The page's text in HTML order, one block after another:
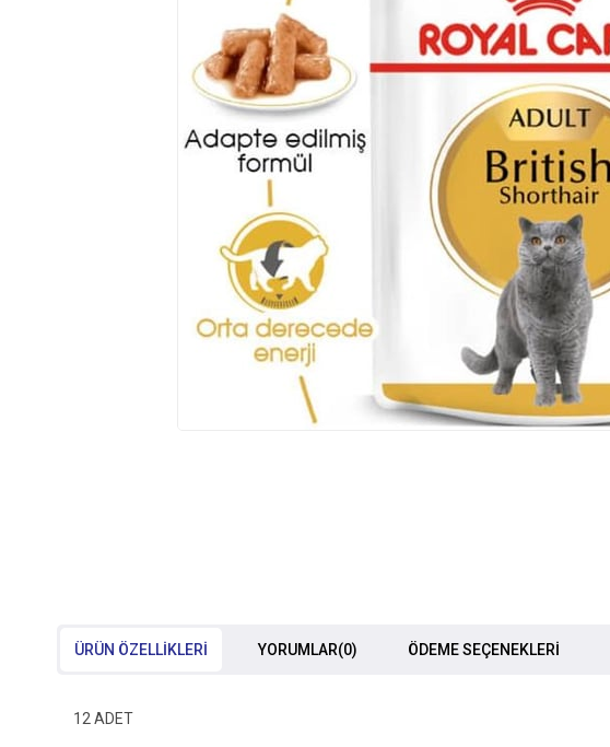
ÜRÜN ÖZELLIKLERI YORUMLAR(0) ÖDEME SEÇENEKLERI
12 ADET